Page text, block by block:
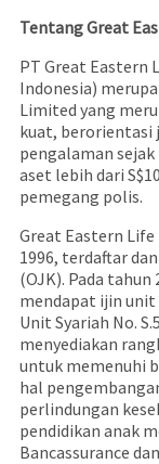
Tentang Great
PT Great Eastern
Indonesia)
Limited yang
kuat, berorientasi
pengalaman sejak
aset lebih dari
pemegang polis.
Great Eastern
1996, terdaftar
(OJK). Pada
mendapat ijin unit
Unit Syariah No.
menyediakan
untuk memenuhi
hal
perlindungan
pendidikan anak
Bancassurance